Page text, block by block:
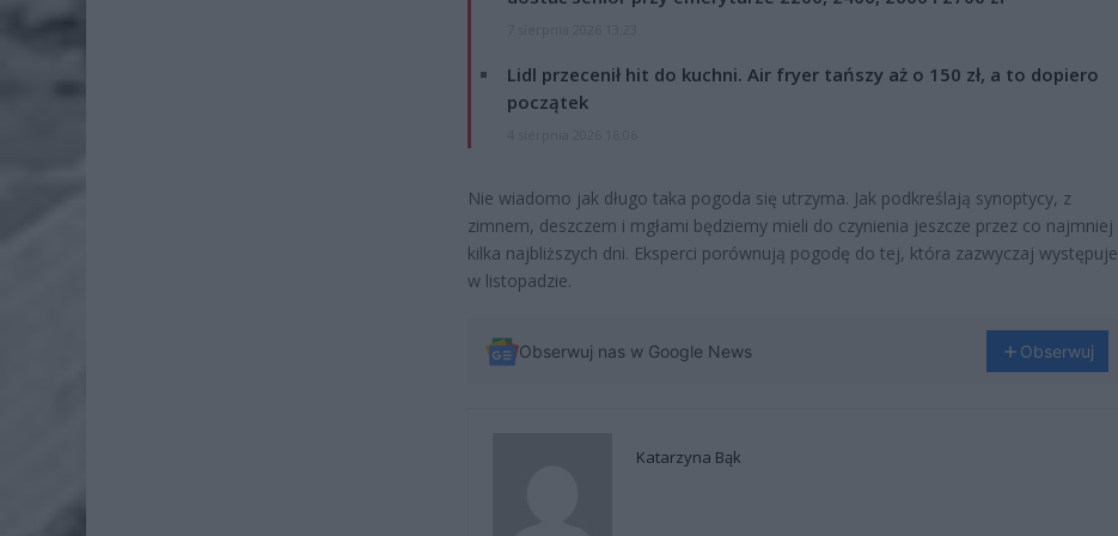
Lidl przecenił hit do kuchni. Air fryer tańszy aż o 150 zł, a to dopiero
początek
Nie wiadomo jak długo taka pogoda się utrzyma. Jak podkreślają synoptycy, z
zimnem, deszczem i mgłami będziemy mieli do czynienia jeszcze przez co najmniej
kilka najbliższych dni. Eksperci porównują pogodę do tej, która zazwyczaj występuje
w listopadzie.
Obserwuj nas w Google News Obserwuj
Katarzyna Bąk